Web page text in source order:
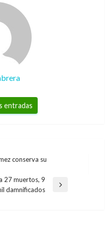
entradas
conserva su
27 muertos, 9
damnificados